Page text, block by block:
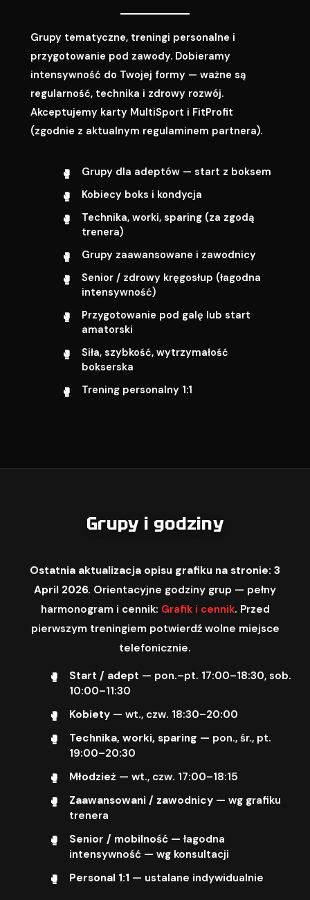
Grupy tematyczne, treningi personalne i
przygotowanie pod zawody. Dobieramy
intensywność do Twojej formy — ważne są
regularność, technika i zdrowy rozwój.
Akceptujemy karty MultiSport i FitProfit
(zgodnie z aktualnym regulaminem partnera).
Grupy dla adeptów — start z boksem
Kobiecy boks i kondycja
Technika, worki, sparing (za zgodą
trenera)
Grupy zaawansowane i zawodnicy
Senior / zdrowy kręgosłup (łagodna
intensywność)
Przygotowanie pod galę lub start
amatorski
Siła, szybkość, wytrzymałość
bokserska
Trening personalny 1:1
Grupy i godziny
Ostatnia aktualizacja opisu grafiku na stronie: 3
April 2026. Orientacyjne godziny grup — pełny
harmonogram i cennik: Grafik i cennik. Przed
pierwszym treningiem potwierdź wolne miejsce
telefonicznie.
Start / adept — pon.–pt. 17:00–18:30, sob.
10:00–11:30
Kobiety— wt., czw. 18:30–20:00
Technika, worki, sparing — pon., śr., pt.
19:00–20:30
Młodzież — wt., czw. 17:00–18:15
Zaawansowani / zawodnicy— wg grafiku
trenera
Senior / mobilność— łagodna
intensywność — wg konsultacji
Personal 1:1 — ustalane indywidualnie